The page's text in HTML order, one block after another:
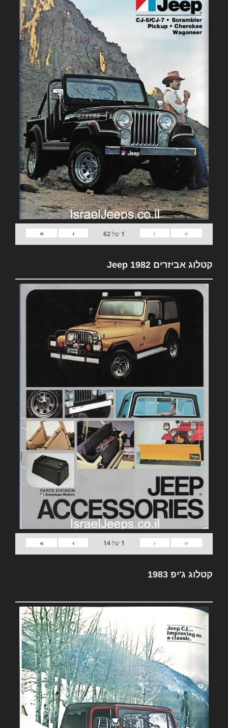
«
‹
1 של62
›
»
קטלוג אביזרים 1982 Jeep
«
‹
1 של14
›
»
קטלוג ג'יפ 1983